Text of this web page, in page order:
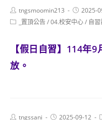
Post
author:
tngsmoomin213
Post
published:
2025-
Post _置頂公告/04.校安中心/ 自
【假日自習】114年
放。
Posttngssani
Post2025-09-12